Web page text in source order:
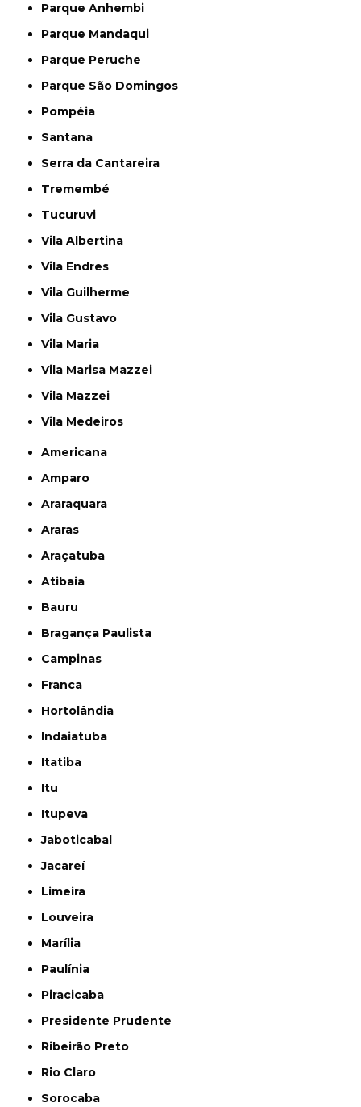
Parque Anhembi
Parque Mandaqui
Parque Peruche
Parque São Domingos
Pompéia
Santana
Serra da Cantareira
Tremembé
Tucuruvi
Vila Albertina
Vila Endres
Vila Guilherme
Vila Gustavo
Vila Maria
Vila Marisa Mazzei
Vila Mazzei
Vila Medeiros
Americana
Amparo
Araraquara
Araras
Araçatuba
Atibaia
Bauru
Bragança Paulista
Campinas
Franca
Hortolândia
Indaiatuba
Itatiba
Itu
Itupeva
Jaboticabal
Jacareí
Limeira
Louveira
Marília
Paulínia
Piracicaba
Presidente Prudente
Ribeirão Preto
Rio Claro
Sorocaba